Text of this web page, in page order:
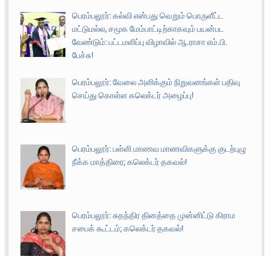
பெரம்பலூர்: கல்வி என்பது வெறும் பொருளீட்ட
மட்டுமல்ல, சமூக மேம்பாட்டிற்காகவும் பயன்பட
வேண்டும்: பட்டமளிப்பு விழாவில் ஆ.ராசா எம்.பி.
பேச்சு!
பெரம்பலூர்: வேலை அளிக்கும் நிறுவனங்கள் பதிவு
செய்து கொள்ள கலெக்டர் அழைப்பு!
பெரம்பலூர்: பள்ளி மாணவ மாணவிகளுக்கு குடற்புழு
நீக்க மாத்திரை; கலெக்டர் தகவல்!
பெரம்பலூர்: சுதந்திர தினத்தை முன்னிட்டு கிராம
சபைக் கூட்டம்; கலெக்டர் தகவல்!